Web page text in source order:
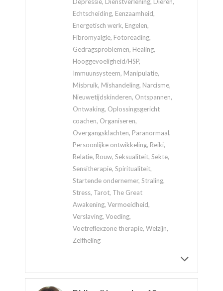
Echtscheiding, Eenzaamheid,
Energetisch werk, Engelen,
Fibromyalgie, Fotoreading,
Gedragsproblemen, Healing,
Hooggevoeligheid/HSP,
Immuunsysteem, Manipulatie,
Misbruik, Mishandeling, Narcisme,
Nieuwetijdskinderen, Ontspannen,
Ontwaking, Oplossingsgericht
coachen, Organiseren,
Overgangsklachten, Paranormaal,
Persoonlijke ontwikkeling, Reiki,
Relatie, Rouw, Seksualiteit, Sekte,
Sensitherapie, Spiritualiteit,
Startende ondernemer, Straling,
Stress, Tarot, The Great
Awakening, Vermoeidheid,
Verslaving, Voeding,
Voetreflexzone therapie, Welzijn,
Zelfheling